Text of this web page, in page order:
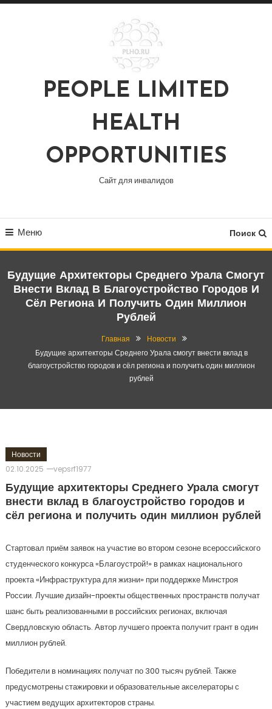
Перейти
PEOPLE LIMITED
HEALTH
OPPORTUNITIES
Сайт для инвалидов
Меню Поиск
Будущие Архитекторы Среднего Урала Смогут
Внести Вклад В Благоустройство Городов И
Сёл Региона И Получить Один Миллион
Рублей
Главная
Новости
Будущие архитекторы Среднего Урала смогут внести вклад в
благоустройство городов и сёл региона и получить один миллион
рублей
Новости
02.10.2025
vepsrf1977
Будущие архитекторы Среднего Урала смогут
внести вклад в благоустройство городов и
сёл региона и получить один миллион рублей
Стартовал приём заявок на участие во втором сезоне всероссийского
студенческого конкурса «Благоустрой!» в рамках национального
проекта «Инфраструктура для жизни» при поддержке Минстроя
России. Лучшие дизайн-проекты общественных пространств получат
шанс быть реализованными в российских регионах, включая
Свердловскую область. Автор лучшего проекта получит грант в один
миллион рублей.
Победители в номинациях получат по 300 тысяч рублей. Также
предусмотрены стажировки и образовательные акселераторы с
участием ведущих архитекторов страны.